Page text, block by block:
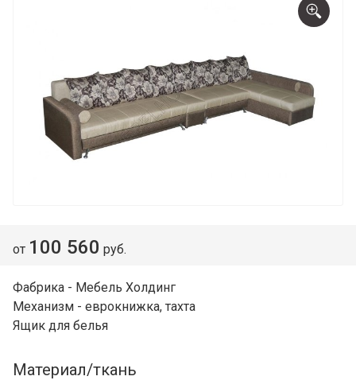
от 100 560 руб.
Фабрика - Мебель Холдинг
Механизм - еврокнижка, тахта
Ящик для белья
Материал/ткань